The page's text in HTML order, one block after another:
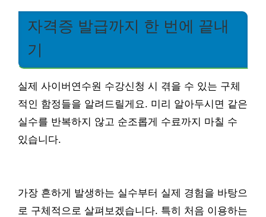
자격증 발급까지 한 번에 끝내
기
실제 사이버연수원 수강신청 시 겪을 수 있는 구체
적인 함정들을 알려드릴게요. 미리 알아두시면 같은
실수를 반복하지 않고 순조롭게 수료까지 마칠 수
있습니다.
가장 흔하게 발생하는 실수부터 실제 경험을 바탕으
로 구체적으로 살펴보겠습니다. 특히 처음 이용하는